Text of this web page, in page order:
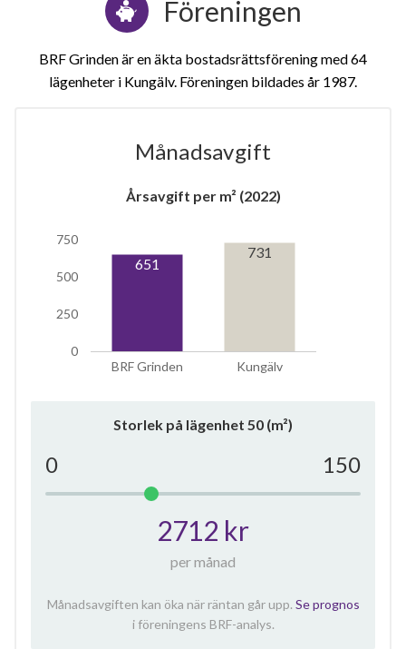
lägenhet
Föreningen
BRF Grinden är en äkta bostadsrättsförening med 64
lägenheter i Kungälv. Föreningen bildades år 1987
Månadsavgift
Årsavgift per m² (2022)
BRF Grinden Kungälv
0
250
500
750
651
731
Storlek på lägenhet 50 (m²)
0 150
2712 kr
per månad
Månadsavgiften kan öka när räntan går upp. Se prognos
i föreningens BRF-analys.